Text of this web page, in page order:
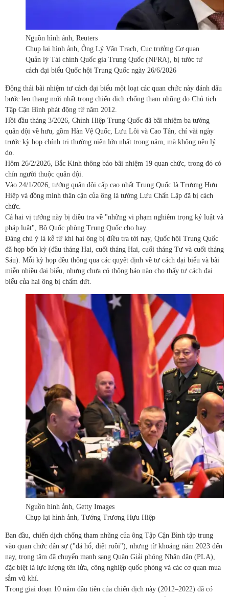
Nguồn hình ảnh, Reuters
Chụp lại hình ảnh, Ông Lý Vân Trạch, Cục trưởng Cơ quan
Quản lý Tài chính Quốc gia Trung Quốc (NFRA), bị tước tư
cách đại biểu Quốc hội Trung Quốc ngày 26/6/2026
Động thái bãi nhiệm tư cách đại biểu một loạt các quan chức này đánh dấu
bước leo thang mới nhất trong chiến dịch chống tham nhũng do Chủ tịch
Tập Cận Bình phát động từ năm 2012.
Hồi đầu tháng 3/2026, Chính Hiệp Trung Quốc đã bãi nhiệm ba tướng
quân đội về hưu, gồm Hàn Vệ Quốc, Lưu Lôi và Cao Tân, chỉ vài ngày
trước kỳ họp chính trị thường niên lớn nhất trong năm, mà không nêu lý
do.
Hôm 26/2/2026, Bắc Kinh thông báo bãi nhiệm 19 quan chức, trong đó có
chín người thuộc quân đội.
Vào 24/1/2026, tướng quân đội cấp cao nhất Trung Quốc là Trương Hựu
Hiệp và đồng minh thân cận của ông là tướng Lưu Chấn Lập đã bị cách
chức.
Cả hai vị tướng này bị điều tra về "những vi phạm nghiêm trọng kỷ luật và
pháp luật", Bộ Quốc phòng Trung Quốc cho hay.
Đáng chú ý là kể từ khi hai ông bị điều tra tới nay, Quốc hội Trung Quốc
đã họp bốn kỳ (đầu tháng Hai, cuối tháng Hai, cuối tháng Tư và cuối tháng
Sáu). Mỗi kỳ họp đều thông qua các quyết định về tư cách đại biểu và bãi
miễn nhiều đại biểu, nhưng chưa có thông báo nào cho thấy tư cách đại
biểu của hai ông bị chấm dứt.
Nguồn hình ảnh, Getty Images
Chụp lại hình ảnh, Tướng Trương Hựu Hiệp
Ban đầu, chiến dịch chống tham nhũng của ông Tập Cận Bình tập trung
vào quan chức dân sự ("đả hổ, diệt ruồi"), nhưng từ khoảng năm 2023 đến
nay, trọng tâm đã chuyển mạnh sang Quân Giải phóng Nhân dân (PLA),
đặc biệt là lực lượng tên lửa, công nghiệp quốc phòng và các cơ quan mua
sắm vũ khí.
Trong giai đoạn 10 năm đầu tiên của chiến dịch này (2012–2022) đã có